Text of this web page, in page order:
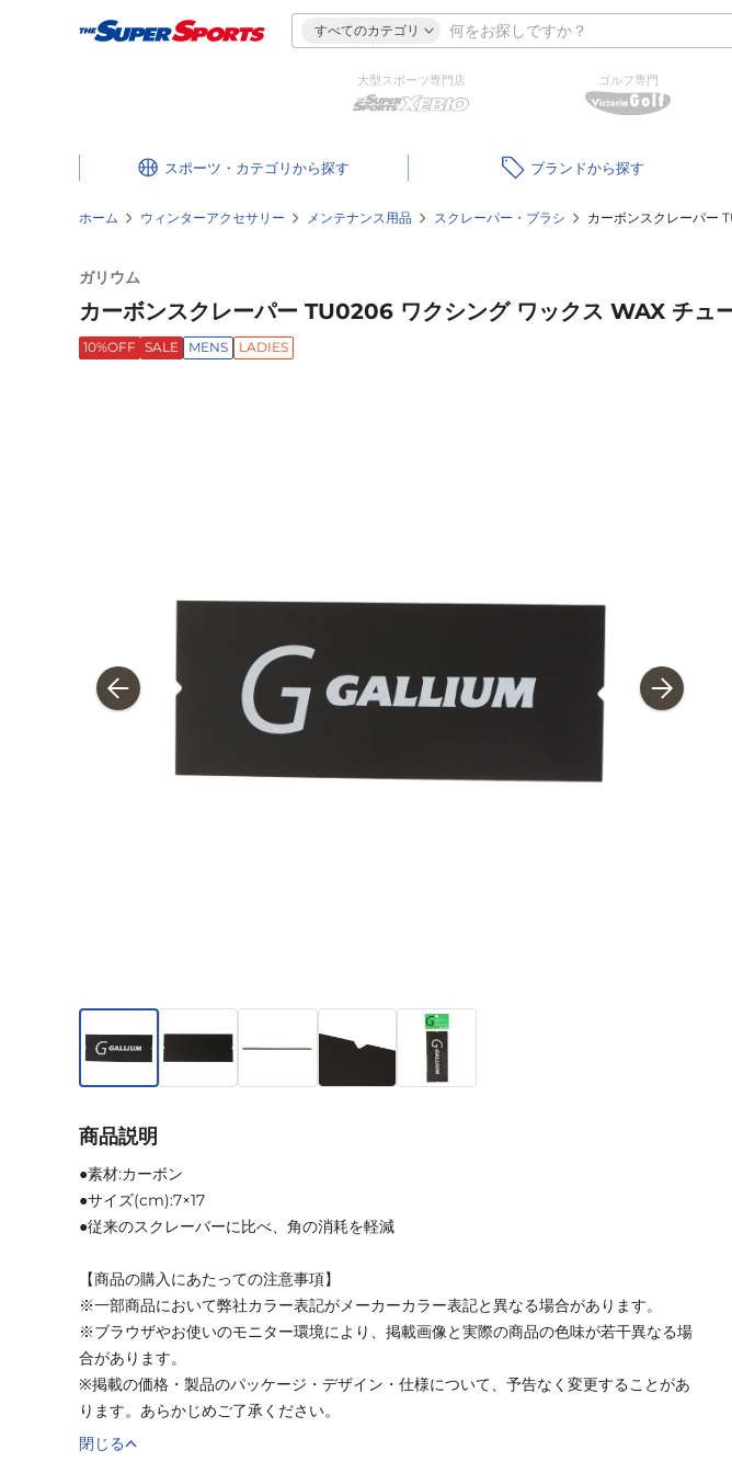
すべてのカテゴリ
大型スポーツ専門店 ゴルフ専門
スポーツ・カテゴリ ブランド
ホーム ウィンターアクセサリー メンテナンス用品 スクレーパー・ブラシ カーボンスクレーパー
ガリウム
カーボンスクレーパー TU0206 ワクシング ワックス WAX チュ
10%OFF SALE MENS LADIES
商品説明
●素材:カーボン
●サイズ(cm):7×17
●従来のスクレーバーに比べ、角の消耗を軽減
【商品の購入にあたっての注意事項】
※一部商品において弊社カラー表記がメーカーカラー表記と異なる場合があります。
※ブラウザやお使いのモニター環境により、掲載画像と実際の商品の色味が若干異なる場
合があります。
※掲載の価格・製品のパッケージ・デザイン・仕様について、予告なく変更することがあ
ります。あらかじめご了承ください。
閉じる